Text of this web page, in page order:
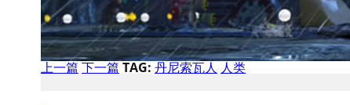
上一篇下一篇TAG:丹尼索瓦人人类